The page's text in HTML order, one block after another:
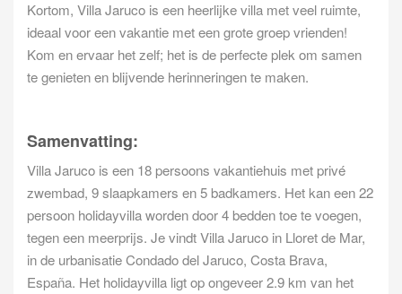
Kortom, Villa Jaruco is een heerlijke villa met veel ruimte,
ideaal voor een vakantie met een grote groep vrienden!
Kom en ervaar het zelf; het is de perfecte plek om samen
te genieten en blijvende herinneringen te maken.
Samenvatting:
Villa Jaruco is een 18 persoons vakantiehuis met privé
zwembad, 9 slaapkamers en 5 badkamers. Het kan een 22
persoon holidayvilla worden door 4 bedden toe te voegen,
tegen een meerprijs. Je vindt Villa Jaruco in Lloret de Mar,
in de urbanisatie Condado del Jaruco, Costa Brava,
España. Het holidayvilla ligt op ongeveer 2.9 km van het